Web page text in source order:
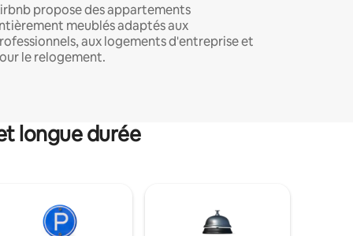
propose des appartements
meublés adaptés aux
aux logements d'entreprise et
le relogement.
longue durée